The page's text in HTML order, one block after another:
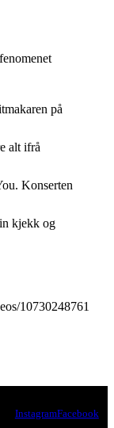
på
alt ifrå
Konserten
kjekk og
10730248761
InstagramFacebook